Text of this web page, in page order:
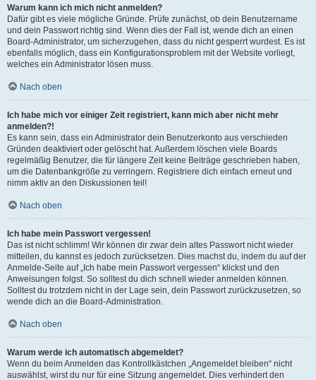
Warum kann ich mich nicht anmelden?
Dafür gibt es viele mögliche Gründe. Prüfe zunächst, ob dein Benutzername
und dein Passwort richtig sind. Wenn dies der Fall ist, wende dich an einen
Board-Administrator, um sicherzugehen, dass du nicht gesperrt wurdest. Es ist
ebenfalls möglich, dass ein Konfigurationsproblem mit der Website vorliegt,
welches ein Administrator lösen muss.
Nach oben
Ich habe mich vor einiger Zeit registriert, kann mich aber nicht mehr
anmelden?!
Es kann sein, dass ein Administrator dein Benutzerkonto aus verschieden
Gründen deaktiviert oder gelöscht hat. Außerdem löschen viele Boards
regelmäßig Benutzer, die für längere Zeit keine Beiträge geschrieben haben,
um die Datenbankgröße zu verringern. Registriere dich einfach erneut und
nimm aktiv an den Diskussionen teil!
Nach oben
Ich habe mein Passwort vergessen!
Das ist nicht schlimm! Wir können dir zwar dein altes Passwort nicht wieder
mitteilen, du kannst es jedoch zurücksetzen. Dies machst du, indem du auf der
Anmelde-Seite auf „Ich habe mein Passwort vergessen“ klickst und den
Anweisungen folgst. So solltest du dich schnell wieder anmelden können.
Solltest du trotzdem nicht in der Lage sein, dein Passwort zurückzusetzen, so
wende dich an die Board-Administration.
Nach oben
Warum werde ich automatisch abgemeldet?
Wenn du beim Anmelden das Kontrollkästchen „Angemeldet bleiben“ nicht
auswählst, wirst du nur für eine Sitzung angemeldet. Dies verhindert den